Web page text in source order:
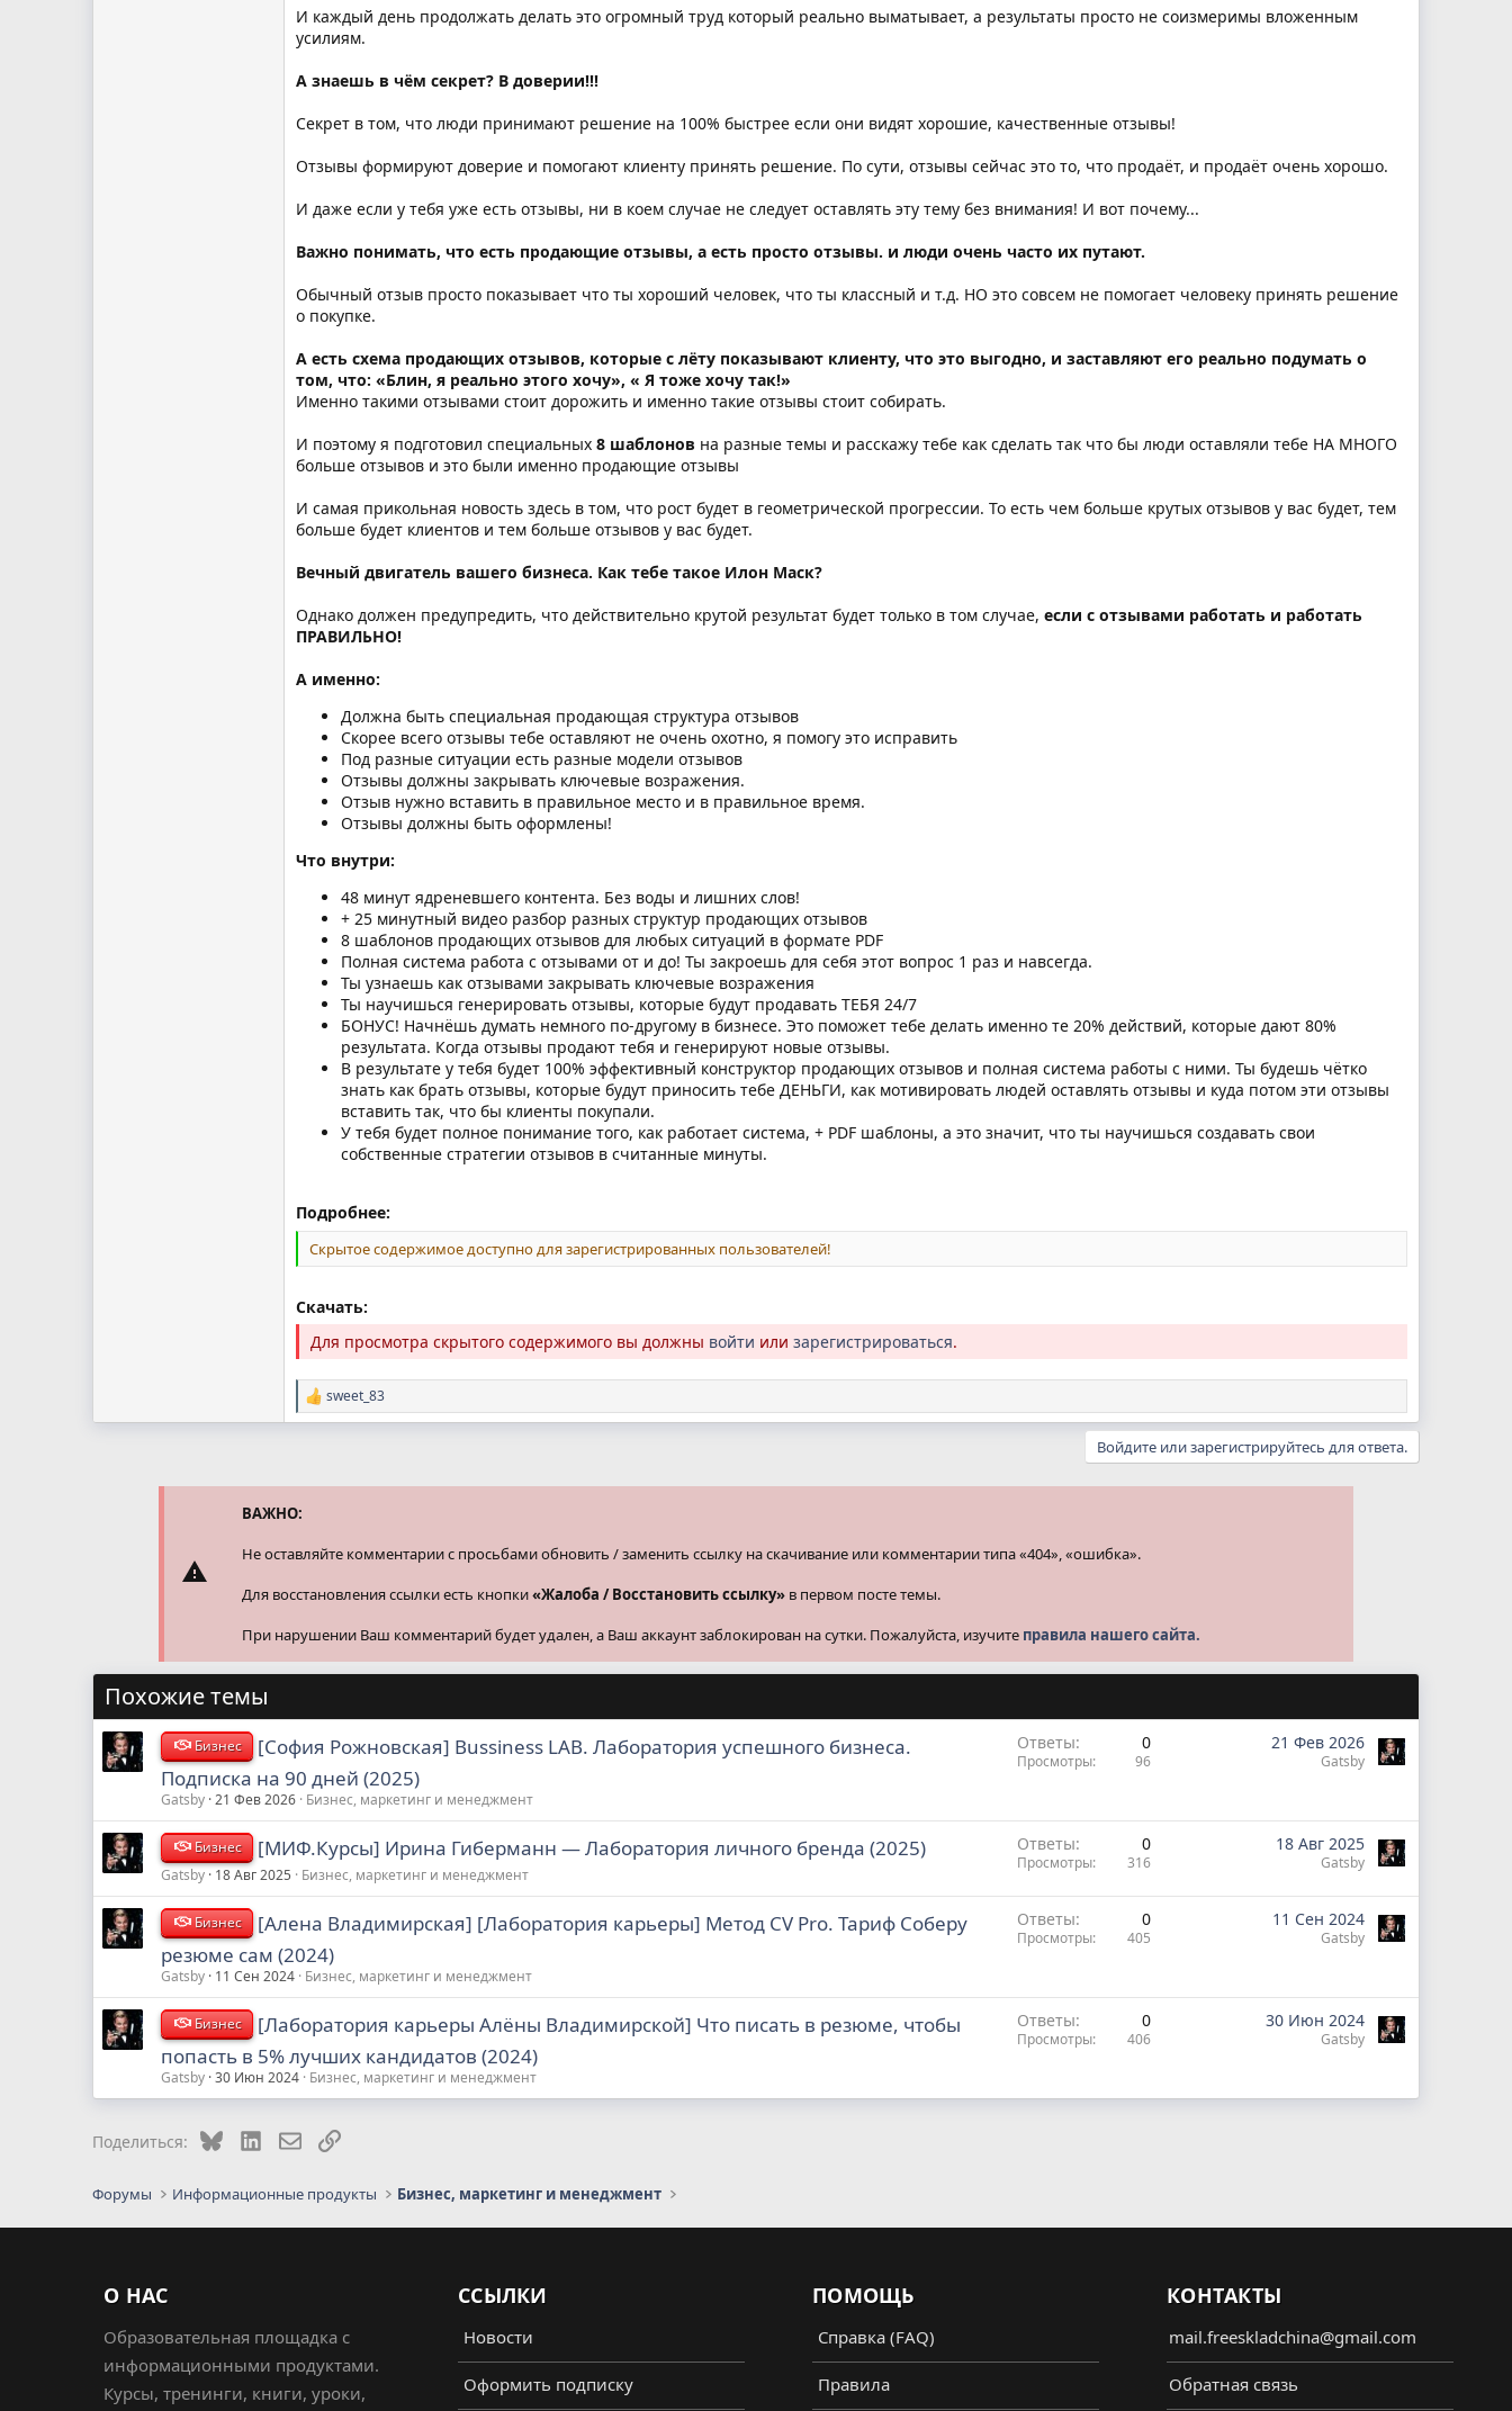
И каждый день продолжать делать это огромный труд который реально выматывает, а результаты просто не соизмеримы вложенным
усилиям.
А знаешь в чём секрет? В доверии!!!
Секрет в том, что люди принимают решение на 100% быстрее если они видят хорошие, качественные отзывы!
Отзывы формируют доверие и помогают клиенту принять решение. По сути, отзывы сейчас это то, что продаёт, и продаёт очень хорошо.
И даже если у тебя уже есть отзывы, ни в коем случае не следует оставлять эту тему без внимания! И вот почему...
Важно понимать, что есть продающие отзывы, а есть просто отзывы. и люди очень часто их путают.
Обычный отзыв просто показывает что ты хороший человек, что ты классный и т.д. НО это совсем не помогает человеку принять решение
о покупке.
А есть схема продающих отзывов, которые с лёту показывают клиенту, что это выгодно, и заставляют его реально подумать о
том, что: «Блин, я реально этого хочу», « Я тоже хочу так!»
Именно такими отзывами стоит дорожить и именно такие отзывы стоит собирать.
И поэтому я подготовил специальных 8 шаблонов на разные темы и расскажу тебе как сделать так что бы люди оставляли тебе НА МНОГО
больше отзывов и это были именно продающие отзывы
И самая прикольная новость здесь в том, что рост будет в геометрической прогрессии. То есть чем больше крутых отзывов у вас будет, тем
больше будет клиентов и тем больше отзывов у вас будет.
Вечный двигатель вашего бизнеса. Как тебе такое Илон Маск?
Однако должен предупредить, что действительно крутой результат будет только в том случае, если с отзывами работать и работать
ПРАВИЛЬНО!
А именно:
Должна быть специальная продающая структура отзывов
Скорее всего отзывы тебе оставляют не очень охотно, я помогу это исправить
Под разные ситуации есть разные модели отзывов
Отзывы должны закрывать ключевые возражения.
Отзыв нужно вставить в правильное место и в правильное время.
Отзывы должны быть оформлены!
Что внутри:
48 минут ядреневшего контента. Без воды и лишних слов!
+ 25 минутный видео разбор разных структур продающих отзывов
8 шаблонов продающих отзывов для любых ситуаций в формате PDF
Полная система работа с отзывами от и до! Ты закроешь для себя этот вопрос 1 раз и навсегда.
Ты узнаешь как отзывами закрывать ключевые возражения
Ты научишься генерировать отзывы, которые будут продавать ТЕБЯ 24/7
БОНУС! Начнёшь думать немного по-другому в бизнесе. Это поможет тебе делать именно те 20% действий, которые дают 80%
результата. Когда отзывы продают тебя и генерируют новые отзывы.
В результате у тебя будет 100% эффективный конструктор продающих отзывов и полная система работы с ними. Ты будешь чётко
знать как брать отзывы, которые будут приносить тебе ДЕНЬГИ, как мотивировать людей оставлять отзывы и куда потом эти отзывы
вставить так, что бы клиенты покупали.
У тебя будет полное понимание того, как работает система, + PDF шаблоны, а это значит, что ты научишься создавать свои
собственные стратегии отзывов в считанные минуты.
Подробнее:
Скрытое содержимое доступно для зарегистрированных пользователей!
Скачать:
Для просмотра скрытого содержимого вы должны войти или зарегистрироваться.
Р
е
и
sweet_83
Войдите или зарегистрируйтесь для ответа.
ВАЖНО:
Не оставляйте комментарии с просьбами обновить / заменить ссылку на скачивание или комментарии типа «404», «ошибка».
Для восстановления ссылки есть кнопки«Жалоба / Восстановить ссылку» в первом посте темы.
При нарушении Ваш комментарий будет удален, а Ваш аккаунт заблокирован на сутки. Пожалуйста, изучите правила нашего сайта.
Похожие темы
Бизнес
[София Рожновская] Bussiness LAB. Лаборатория успешного бизнеса.
Подписка на 90 дней (2025)
Gatsby 21 Фев 2026 Бизнес, маркетинг и менеджмент
Ответы 0
Просмотры 96
21 Фев 2026
Gatsby
Бизнес [МИФ.Курсы] Ирина Гиберманн ― Лаборатория личного бренда (2025)
Gatsby 18 Авг 2025 Бизнес, маркетинг и менеджмент
Ответы 0
Просмотры 316
18 Авг 2025
Gatsby
Бизнес
[Алена Владимирская] [Лаборатория карьеры] Метод CV Pro. Тариф Соберу
резюме сам (2024)
Gatsby 11 Сен 2024 Бизнес, маркетинг и менеджмент
Ответы 0
Просмотры 405
11 Сен 2024
Gatsby
Бизнес
[Лаборатория карьеры Алёны Владимирской] Что писать в резюме, чтобы
попасть в 5% лучших кандидатов (2024)
Gatsby 30 Июн 2024 Бизнес, маркетинг и менеджмент
Ответы 0
Просмотры 406
30 Июн 2024
Gatsby
Поделиться: BlueskyLinkedInЭлектронная почта
Ссылка
Форумы Информационные продукты Бизнес, маркетинг и менеджмент
О НАС
Образовательная площадка с
информационными продуктами.
Курсы, тренинги, книги, уроки,
ССЫЛКИ
Новости
Оформить подписку
ПОМОЩЬ
Справка (FAQ)
Правила
КОНТАКТЫ
mail.freeskladchina@gmail.com
Обратная связь